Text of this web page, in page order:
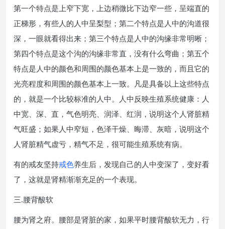
第一个特点是上窄下宽，上边稍微比下边窄一些，呈端直的
正梯形，有些人的人中呈梨型；第二个特点是人中的沟道很
深，一眼就看得出来；第三个特点是人中的沟缘非常明晰；
第四个特点是这个沟的沟缘非常直，没有什么弯曲；第五个
特点是人中的颜色和周围的颜色基本上是一致的，而且它的
光亮程度和周围的颜色基本上一致。凡是具备以上这些特点
的，就是一个比较标准的人中。人中反映生殖系统健康：人
中宽、深、直，气色明亮、润泽、红润，说明这个人肾脏精
气旺盛；如果人中窄短，色泽干燥、晦滞、灰暗，说明这个
人肾脏精气虚亏，精气不足，很可能生殖系统有病。
有的戒友坚持戒色养生后，发现自己的人中变深了，变好看
了，这就是肾精渐渐充足的一个表现。
三.腰背酸软
腰为肾之府。腰部是肾脏的家，如果平时腰背酸软无力，行